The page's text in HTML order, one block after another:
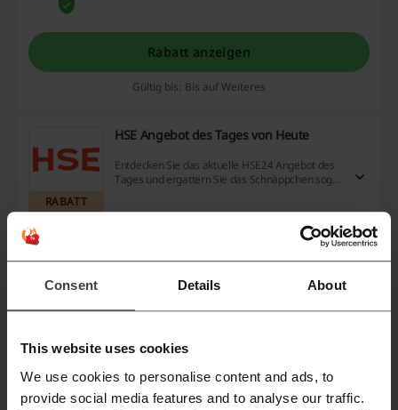
Consent Details About
This website uses cookies
We use cookies to personalise content and ads, to
provide social media features and to analyse our traffic.
Rabatt anzeigen
Gültig bis: Bis auf Weiteres
RABATT
HSE Angebot des Tages von Heute
Entdecken Sie das aktuelle HSE24 Angebot des
Tages und ergattern Sie das Schnäppchen sogar
Gültig bis: Bis auf Weiteres
RABATT
Hilfiger
DHL Standardversand erfolgt bei Tommy Hilfiger
kostenlos.